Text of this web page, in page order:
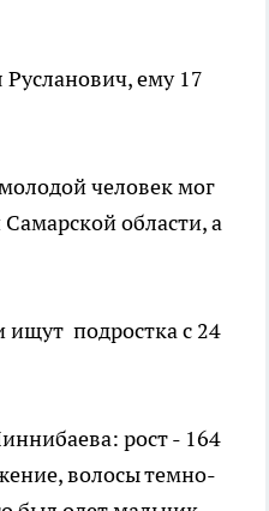
ему 17
человек мог
области, а
ищут подростка с 24
рост - 164
волосы темно-